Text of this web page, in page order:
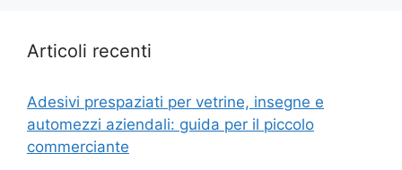
Articoli recenti
Adesivi prespaziati per vetrine, insegne e
automezzi aziendali: guida per il piccolo
commerciante